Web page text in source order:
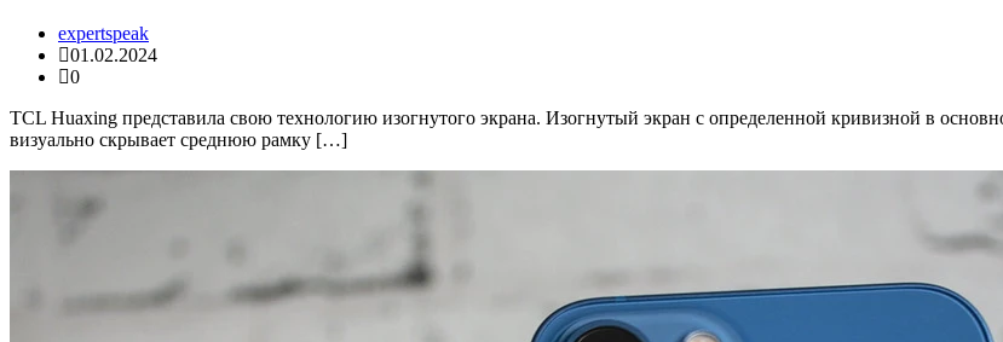
expertspeak
01.02.2024
0
TCL Huaxing представила свою технологию изогнутого экрана. Изогнутый экран с определенной кривизной в
визуально скрывает среднюю рамку […]